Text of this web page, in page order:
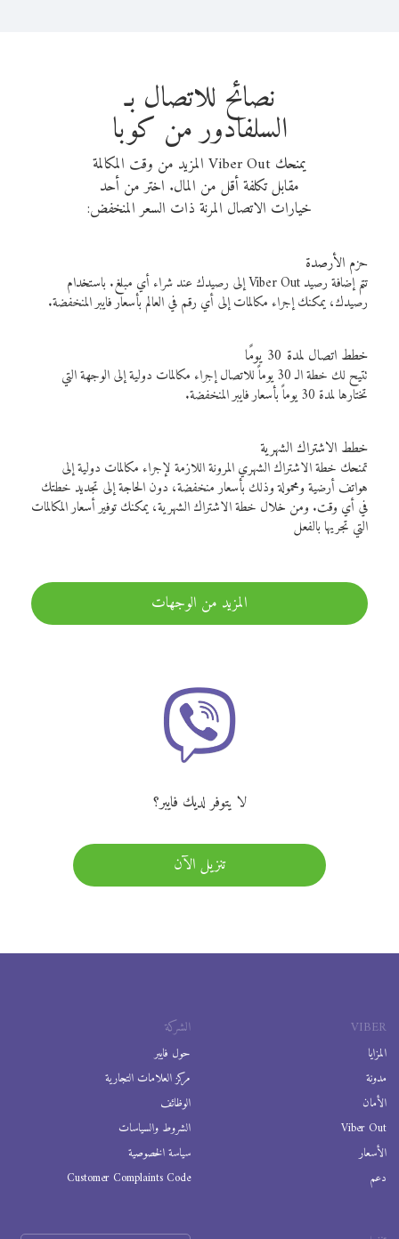
نصائح للاتصال بـ
السلفادور من كوبا
يمنحك Viber Out المزيد من وقت المكالمة
مقابل تكلفة أقل من المال. اختر من أحد
خيارات الاتصال المرنة ذات السعر المنخفض:
حزم الأرصدة
تتم إضافة رصيد Viber Out إلى رصيدك عند شراء أي مبلغ. باستخدام
رصيدك، يمكنك إجراء مكالمات إلى أي رقم في العالم بأسعار فايبر المنخفضة.
خطط اتصال لمدة 30 يومًا
تتيح لك خطة الـ 30 يوماً للاتصال إجراء مكالمات دولية إلى الوجهة التي
تختارها لمدة 30 يوماً بأسعار فايبر المنخفضة.
خطط الاشتراك الشهرية
تمنحك خطة الاشتراك الشهري المرونة اللازمة لإجراء مكالمات دولية إلى
هواتف أرضية ومحمولة وذلك بأسعار منخفضة، دون الحاجة إلى تجديد خطتك
في أي وقت. ومن خلال خطة الاشتراك الشهرية، يمكنك توفير أسعار المكالمات
التي تجريها بالفعل
المزيد من الوجهات
لا يتوفر لديك فايبر؟
تنزيل الآن
VIBER
المزايا
مدونة
الأمان
Viber Out
الأسعار
دعم
الشركة
حول فايبر
مركز العلامات التجارية
الوظائف
الشروط والسياسات
سياسة الخصوصية
Customer Complaints Code